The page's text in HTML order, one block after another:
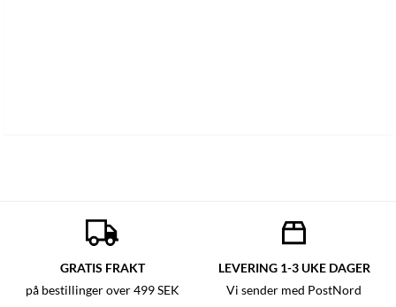
GRATIS FRAKT
på bestillinger over 499 SEK
LEVERING 1-3 UKE DAGER
Vi sender med PostNord